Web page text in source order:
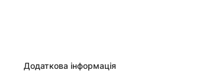
Додаткова інформація